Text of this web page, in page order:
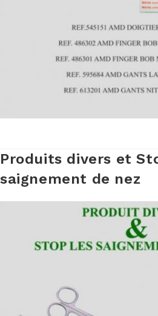
Produits divers et
saignement de nez